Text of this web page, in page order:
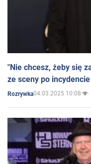
"Nie chcesz, żeby się
ze sceny po
Rozrywka04.03.2025 10:08